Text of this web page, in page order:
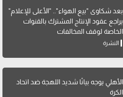
بعد شكاوى "بيع الهواء".. "الأعلى للإعلام"
يراجع عقود الإنتاج المشترك بالقنوات
الخاصة لوقف المخالفات
النشرة
الأهلي يوجه بيانًا شديد اللهجة ضد اتحاد
الكرة